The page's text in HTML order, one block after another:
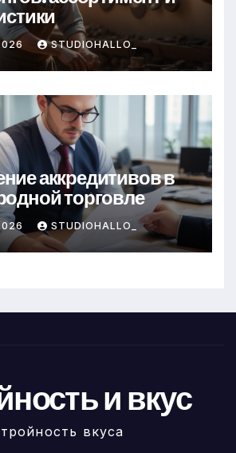
STUDIOHALLO_
аккредитивов в
торговле
STUDIOHALLO_
и вкус
вкуса